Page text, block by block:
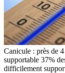
Canicule : près de
supportable 37%
difficilement